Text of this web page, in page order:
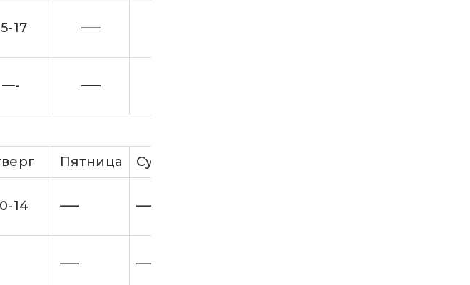
17 —–
—- —–
Пятница Суббота
14 —– —–
—– —–